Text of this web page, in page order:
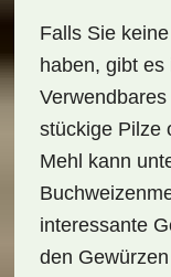
Falls Sie
haben, gibt
Verwendbares
stückige Pilze
Mehl kann
interessante
den